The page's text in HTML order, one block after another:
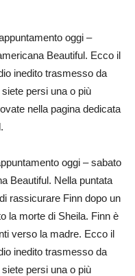
oggi –
Beautiful. Ecco il
inedito trasmesso da
persi una o più
nella pagina dedicata
oggi – sabato
Beautiful. Nella puntata
rassicurare Finn dopo un
la morte di Sheila. Finn è
verso la madre. Ecco il
inedito trasmesso da
persi una o più